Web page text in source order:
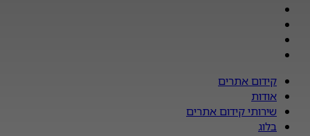
קידום אתרים
אודות
שירותי קידום אתרים
בלוג